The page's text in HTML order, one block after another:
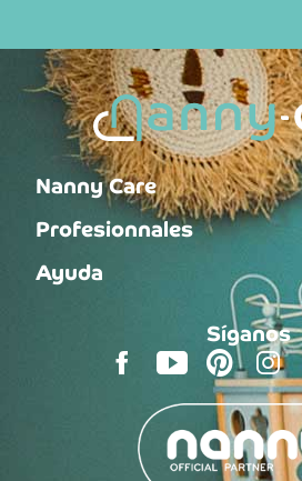
Nanny Care
Profesionnales
Ayuda
Síganos